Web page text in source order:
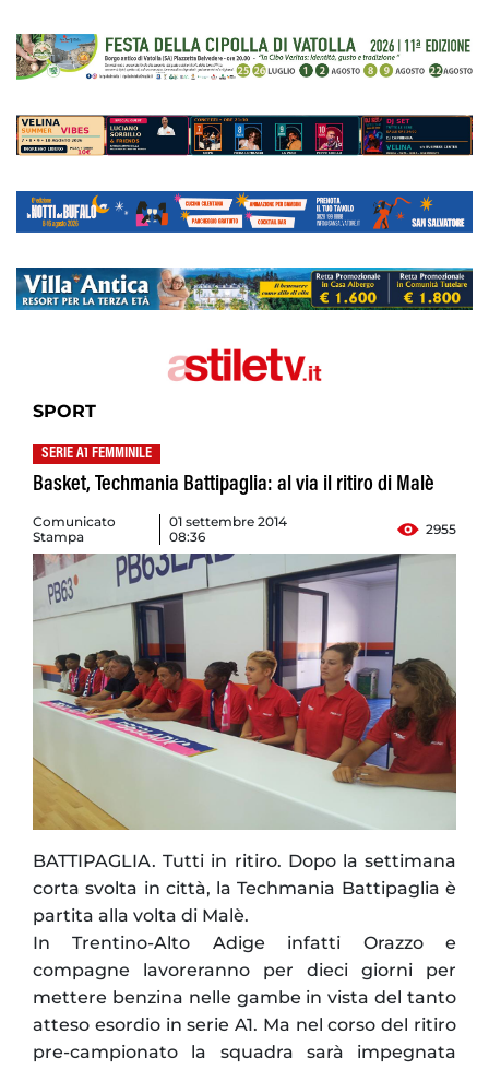
SPORT
SERIE A1 FEMMINILE
Basket, Techmania Battipaglia: al via il ritiro di Malè
Comunicato
Stampa
01 settembre 2014
08:36
2955
BATTIPAGLIA. Tutti in ritiro. Dopo la settimana
corta svolta in città, la Techmania Battipaglia è
partita alla volta di Malè.
In Trentino-Alto Adige infatti Orazzo e
compagne lavoreranno per dieci giorni per
mettere benzina nelle gambe in vista del tanto
atteso esordio in serie A1. Ma nel corso del ritiro
pre-campionato la squadra sarà impegnata